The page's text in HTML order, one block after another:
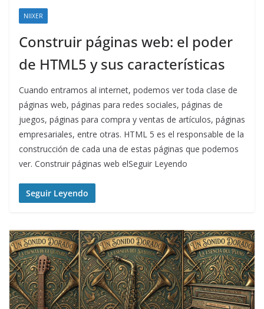
NIIXER
Construir páginas web: el poder
de HTML5 y sus características
Cuando entramos al internet, podemos ver toda clase de
páginas web, páginas para redes sociales, páginas de
juegos, páginas para compra y ventas de artículos, páginas
empresariales, entre otras. HTML 5 es el responsable de la
construcción de cada una de estas páginas que podemos
ver. Construir páginas web elSeguir Leyendo
Seguir Leyendo